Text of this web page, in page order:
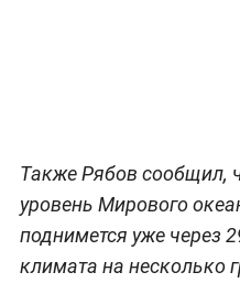
Также Рябов сообщил,
уровень Мирового
поднимется уже через
климата на несколько